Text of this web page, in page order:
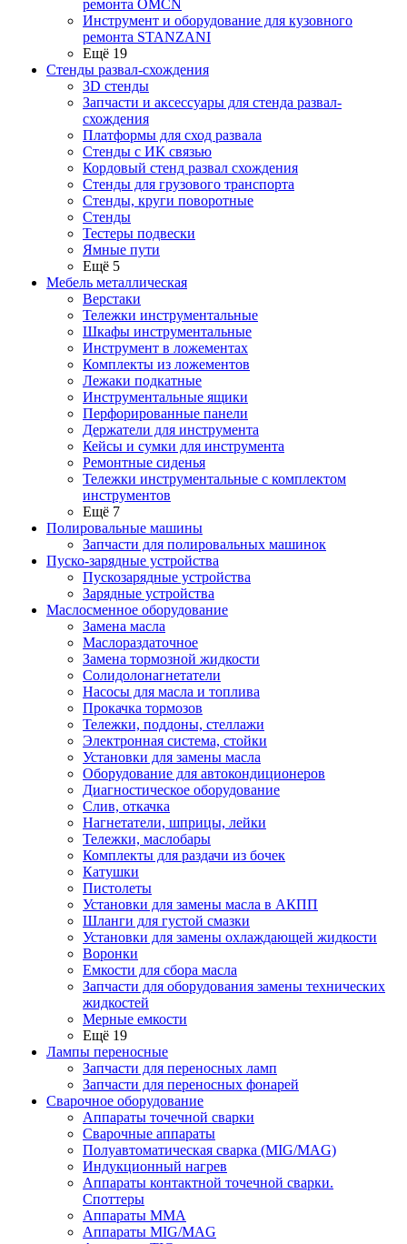
ремонта OMCN
Инструмент и оборудование для кузовного
ремонта STANZANI
Ещё 19
Стенды развал-схождения
3D стенды
Запчасти и аксессуары для стенда развал-
схождения
Платформы для сход развала
Стенды с ИК связью
Кордовый стенд развал схождения
Стенды для грузового транспорта
Стенды, круги поворотные
Стенды
Тестеры подвески
Ямные пути
Ещё 5
Мебель металлическая
Верстаки
Тележки инструментальные
Шкафы инструментальные
Инструмент в ложементах
Комплекты из ложементов
Лежаки подкатные
Инструментальные ящики
Перфорированные панели
Держатели для инструмента
Кейсы и сумки для инструмента
Ремонтные сиденья
Тележки инструментальные с комплектом
инструментов
Ещё 7
Полировальные машины
Запчасти для полировальных машинок
Пуско-зарядные устройства
Пускозарядные устройства
Зарядные устройства
Маслосменное оборудование
Замена масла
Маслораздаточное
Замена тормозной жидкости
Солидолонагнетатели
Насосы для масла и топлива
Прокачка тормозов
Тележки, поддоны, стеллажи
Электронная система, стойки
Установки для замены масла
Оборудование для автокондиционеров
Диагностическое оборудование
Слив, откачка
Нагнетатели, шприцы, лейки
Тележки, маслобары
Комплекты для раздачи из бочек
Катушки
Пистолеты
Установки для замены масла в АКПП
Шланги для густой смазки
Установки для замены охлаждающей жидкости
Воронки
Емкости для сбора масла
Запчасти для оборудования замены технических
жидкостей
Мерные емкости
Ещё 19
Лампы переносные
Запчасти для переносных ламп
Запчасти для переносных фонарей
Сварочное оборудование
Аппараты точечной сварки
Сварочные аппараты
Полуавтоматическая сварка (MIG/MAG)
Индукционный нагрев
Аппараты контактной точечной сварки.
Споттеры
Аппараты MMA
Аппараты MIG/MAG